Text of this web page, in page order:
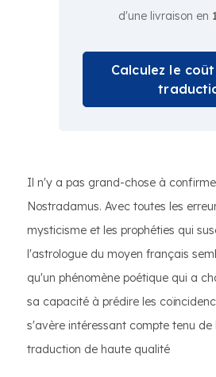
d'une livraison en
Calculez le
Il n'y a pas grand-chose à
Nostradamus. Avec toutes les
mysticisme et les prophéties qui
l'astrologue du moyen français
qu'un phénomène poétique qui a
sa capacité à prédire les
s'avère intéressant compte tenu
traduction de haute qualité